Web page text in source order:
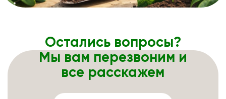
Остались вопросы?
Мы вам перезвоним и
все расскажем